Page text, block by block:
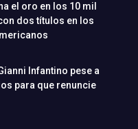
el oro en los 10 mil
dos títulos en los
Infantino pese a
para que renuncie